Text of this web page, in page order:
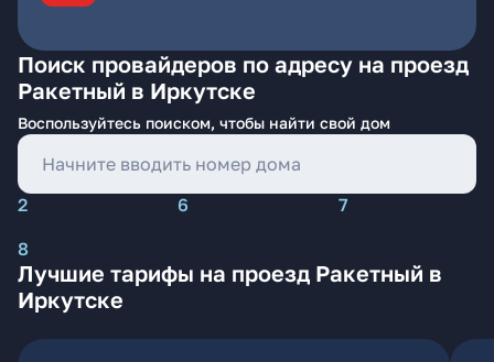
Поиск провайдеров по адресу на проезд
Ракетный в Иркутске
Воспользуйтесь поиском, чтобы найти свой дом
2 6
7
8
Лучшие тарифы на проезд Ракетный в
Иркутске